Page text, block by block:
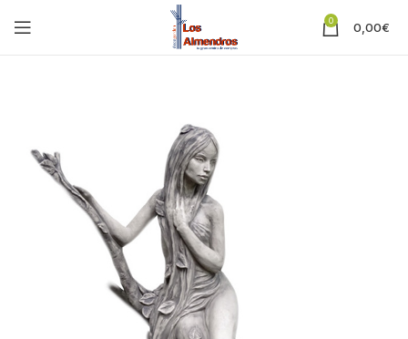
0 0,00€